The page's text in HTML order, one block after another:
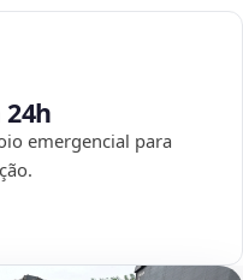
emergencial para